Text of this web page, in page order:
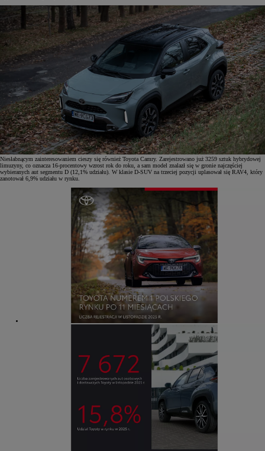
Niesłabnącym zainteresowaniem cieszy się również Toyota Camry. Zarejestrowano już 3259 sztuk hybrydowej
limuzyny, co oznacza 16-procentowy wzrost rok do roku, a sam model znalazł się w gronie najczęściej
wybieranych aut segmentu D (12,1% udziału). W klasie D-SUV na trzeciej pozycji uplasował się RAV4, który
zanotował 6,9% udziału w rynku.